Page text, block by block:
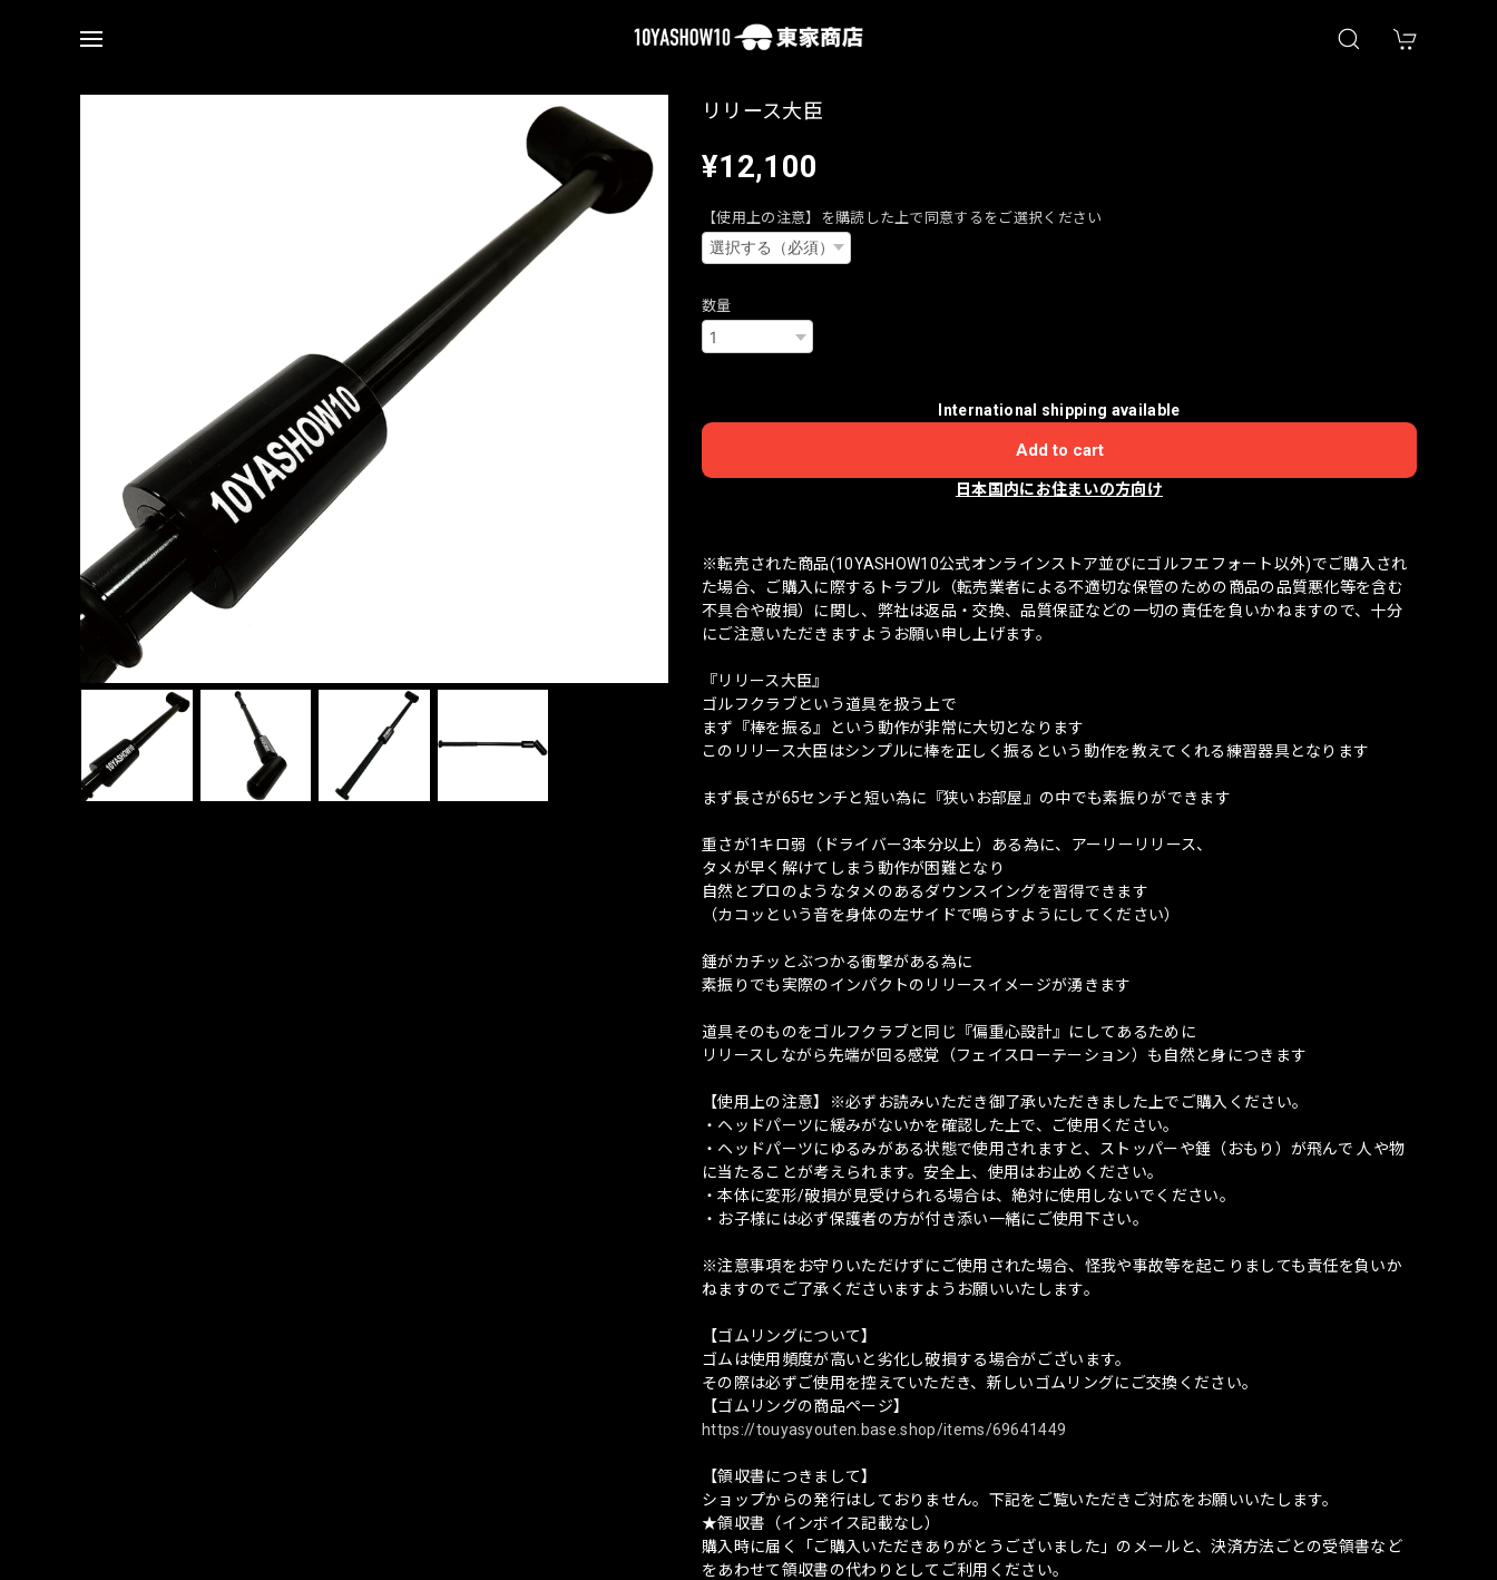
リリース大臣
¥12,100
【使用上の注意】を購読した上で同意するをご選択ください
数量
International shipping available
Add to cart
日本国内にお住まいの方向け
※転売された商品(10YASHOW10公式オンラインストア並びにゴルフエフォート以外)でご購入され
た場合、ご購入に際するトラブル（転売業者による不適切な保管のための商品の品質悪化等を含む
不具合や破損）に関し、弊社は返品・交換、品質保証などの一切の責任を負いかねますので、十分
にご注意いただきますようお願い申し上げます。
『リリース大臣』
ゴルフクラブという道具を扱う上で
まず『棒を振る』という動作が非常に大切となります
このリリース大臣はシンプルに棒を正しく振るという動作を教えてくれる練習器具となります
まず長さが65センチと短い為に『狭いお部屋』の中でも素振りができます
重さが1キロ弱（ドライバー3本分以上）ある為に、アーリーリリース、
タメが早く解けてしまう動作が困難となり
自然とプロのようなタメのあるダウンスイングを習得できます
（カコッという音を身体の左サイドで鳴らすようにしてください）
錘がカチッとぶつかる衝撃がある為に
素振りでも実際のインパクトのリリースイメージが湧きます
道具そのものをゴルフクラブと同じ『偏重心設計』にしてあるために
リリースしながら先端が回る感覚（フェイスローテーション）も自然と身につきます
【使用上の注意】※必ずお読みいただき御了承いただきました上でご購入ください。
・ヘッドパーツに緩みがないかを確認した上で、ご使用ください。
・ヘッドパーツにゆるみがある状態で使用されますと、ストッパーや錘（おもり）が飛んで 人や物
に当たることが考えられます。安全上、使用はお止めください。
・本体に変形/破損が見受けられる場合は、絶対に使用しないでください。
・お子様には必ず保護者の方が付き添い一緒にご使用下さい。
※注意事項をお守りいただけずにご使用された場合、怪我や事故等を起こりましても責任を負いか
ねますのでご了承くださいますようお願いいたします。
【ゴムリングについて】
ゴムは使用頻度が高いと劣化し破損する場合がございます。
その際は必ずご使用を控えていただき、新しいゴムリングにご交換ください。
【ゴムリングの商品ページ】
https://touyasyouten.base.shop/items/69641449
【領収書につきまして】
ショップからの発行はしておりません。下記をご覧いただきご対応をお願いいたします。
★領収書（インボイス記載なし）
購入時に届く「ご購入いただきありがとうございました」のメールと、決済方法ごとの受領書など
をあわせて領収書の代わりとしてご利用ください。